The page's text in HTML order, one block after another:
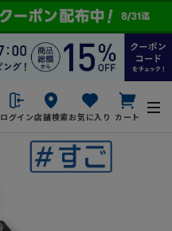
ログイン店舗検索お気に入り カート